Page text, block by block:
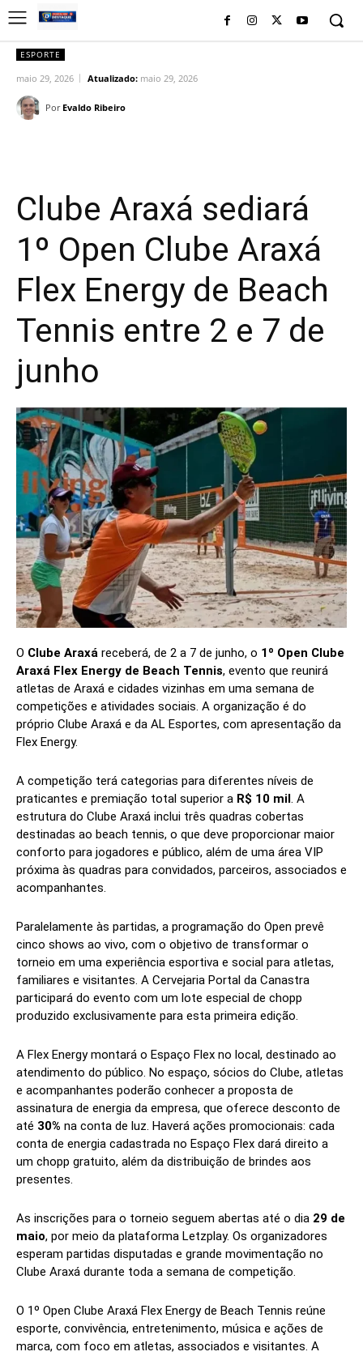
ESPORTE
maio 29, 2026 Atualizado: maio 29, 2026
Por Evaldo Ribeiro
Clube Araxá sediará
1º Open Clube Araxá
Flex Energy de Beach
Tennis entre 2 e 7 de
junho
O Clube Araxá receberá, de 2 a 7 de junho, o 1º Open Clube
Araxá Flex Energy de Beach Tennis, evento que reunirá
atletas de Araxá e cidades vizinhas em uma semana de
competições e atividades sociais. A organização é do
próprio Clube Araxá e da AL Esportes, com apresentação da
Flex Energy.
A competição terá categorias para diferentes níveis de
praticantes e premiação total superior a R$ 10 mil . A
estrutura do Clube Araxá inclui três quadras cobertas
destinadas ao beach tennis, o que deve proporcionar maior
conforto para jogadores e público, além de uma área VIP
próxima às quadras para convidados, parceiros, associados e
acompanhantes.
Paralelamente às partidas, a programação do Open prevê
cinco shows ao vivo, com o objetivo de transformar o
torneio em uma experiência esportiva e social para atletas,
familiares e visitantes. A Cervejaria Portal da Canastra
participará do evento com um lote especial de chopp
produzido exclusivamente para esta primeira edição.
A Flex Energy montará o Espaço Flex no local, destinado ao
atendimento do público. No espaço, sócios do Clube, atletas
e acompanhantes poderão conhecer a proposta de
assinatura de energia da empresa, que oferece desconto de
até 30% na conta de luz. Haverá ações promocionais: cada
conta de energia cadastrada no Espaço Flex dará direito a
um chopp gratuito, além da distribuição de brindes aos
presentes.
As inscrições para o torneio seguem abertas até o dia 29 de
maio, por meio da plataforma Letzplay. Os organizadores
esperam partidas disputadas e grande movimentação no
Clube Araxá durante toda a semana de competição.
O 1º Open Clube Araxá Flex Energy de Beach Tennis reúne
esporte, convivência, entretenimento, música e ações de
marca, com foco em atletas, associados e visitantes. A